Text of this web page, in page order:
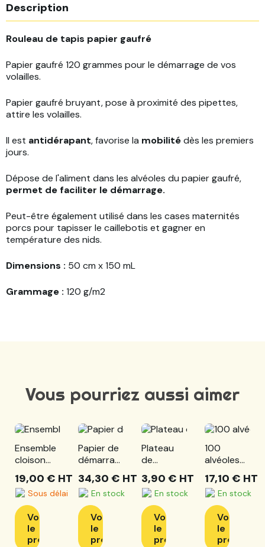
Description
Rouleau de tapis papier gaufré
Papier gaufré 120 grammes pour le démarrage de vos
volailles.
Papier gaufré bruyant, pose à proximité des pipettes,
attire les volailles.
Il est antidérapant, favorise la mobilitédès les premiers
jours.
Dépose de l'aliment dans les alvéoles du papier gaufré,
permet de faciliter le démarrage.
Peut-être également utilisé dans les cases maternités
porcs pour tapisser le caillebotis et gagner en
température des nids.
Dimensions : 50 cm x 150 mL
Grammage : 120 g/m2
Vous pourriez aussi aimer
Ensemble
cloison
migration
600x400
+ clips
complet
19,00 € HT
Sous délai
Voir
le
produit
Papier de
démarrage
crêpé 40
grs 80 cm
x 300 ml
34,30 € HT
En stock
Voir
le
produit
Plateau
de
démarrage
volaille
40cm
3,90 € HT
En stock
Voir
le
produit
100
alvéoles
kiwi PP
50x30
vert
17,10 € HT
En stock
Voir
le
produit